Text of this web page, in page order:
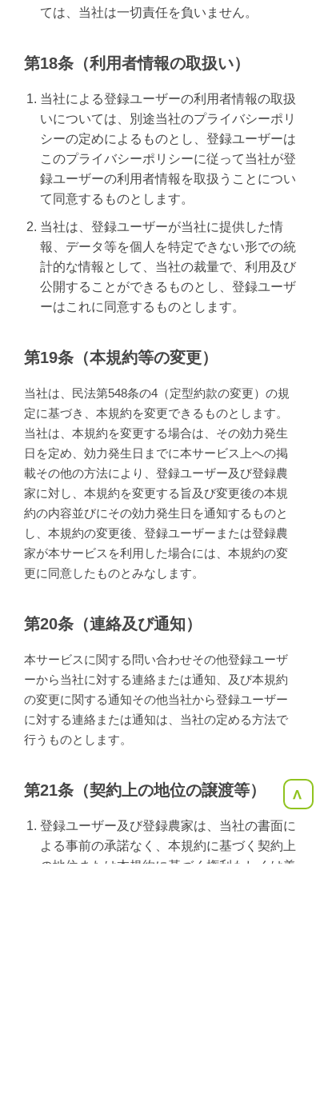
ては、当社は一切責任を負いません。
第18条（利用者情報の取扱い）
当社による登録ユーザーの利用者情報の取扱
いについては、別途当社のプライバシーポリ
シーの定めによるものとし、登録ユーザーは
このプライバシーポリシーに従って当社が登
録ユーザーの利用者情報を取扱うことについ
て同意するものとします。
当社は、登録ユーザーが当社に提供した情
報、データ等を個人を特定できない形での統
計的な情報として、当社の裁量で、利用及び
公開することができるものとし、登録ユーザ
ーはこれに同意するものとします。
第19条（本規約等の変更）
当社は、民法第548条の4（定型約款の変更）の規
定に基づき、本規約を変更できるものとします。
当社は、本規約を変更する場合は、その効力発生
日を定め、効力発生日までに本サービス上への掲
載その他の方法により、登録ユーザー及び登録農
家に対し、本規約を変更する旨及び変更後の本規
約の内容並びにその効力発生日を通知するものと
し、本規約の変更後、登録ユーザーまたは登録農
家が本サービスを利用した場合には、本規約の変
更に同意したものとみなします。
第20条（連絡及び通知）
本サービスに関する問い合わせその他登録ユーザ
ーから当社に対する連絡または通知、及び本規約
の変更に関する通知その他当社から登録ユーザー
に対する連絡または通知は、当社の定める方法で
行うものとします。
第21条（契約上の地位の譲渡等）
登録ユーザー及び登録農家は、当社の書面に
よる事前の承諾なく、本規約に基づく契約上
の地位または本規約に基づく権利もしくは義
<